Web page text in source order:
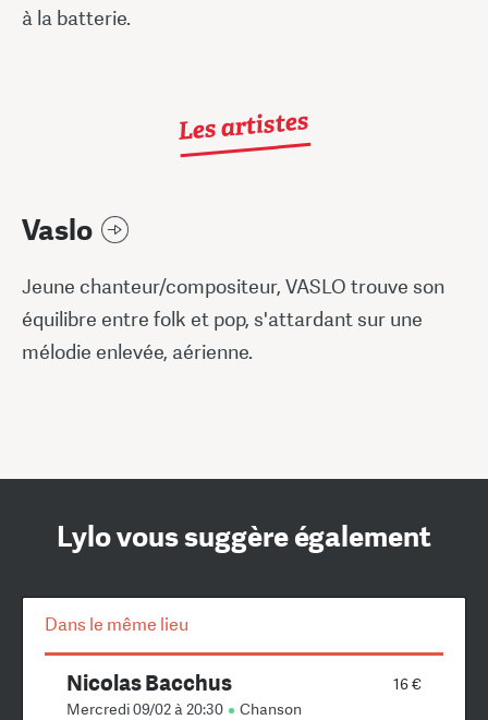
à la batterie.
Les artistes
Vaslo
Jeune chanteur/compositeur, VASLO trouve son
équilibre entre folk et pop, s'attardant sur une
mélodie enlevée, aérienne.
Lylo vous suggère également
Dans le même lieu
16 €
Nicolas Bacchus
Mercredi 09/02 à 20:30 Chanson